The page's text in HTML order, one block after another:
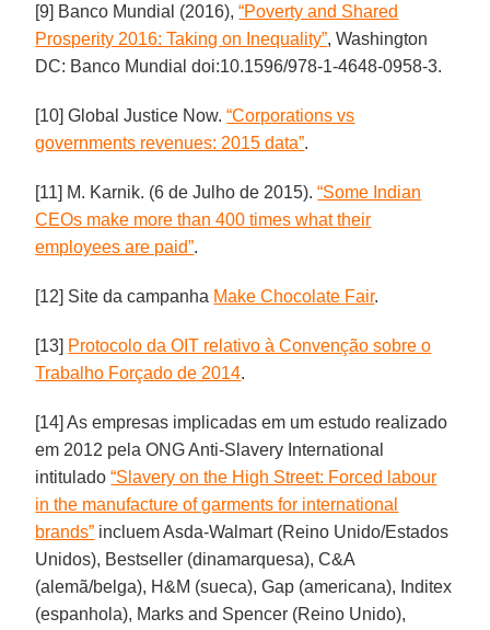
[9] Banco Mundial (2016),“Poverty and Shared
Prosperity 2016: Taking on Inequality”, Washington
DC: Banco Mundial doi:10.1596/978-1-4648-0958-3.
[10] Global Justice Now.“Corporations vs
governments revenues: 2015 data”.
[11] M. Karnik. (6 de Julho de 2015).“Some Indian
CEOs make more than 400 times what their
employees are paid”.
[12] Site da campanha Make Chocolate Fair.
[13] Protocolo da OIT relativo à Convenção sobre o
Trabalho Forçado de 2014.
[14] As empresas implicadas em um estudo realizado
em 2012 pela ONG Anti-Slavery International
intitulado“Slavery on the High Street: Forced labour
in the manufacture of garments for international
brands” incluem Asda-Walmart (Reino Unido/Estados
Unidos), Bestseller (dinamarquesa), C&A
(alemã/belga), H&M (sueca), Gap (americana), Inditex
(espanhola), Marks and Spencer (Reino Unido),